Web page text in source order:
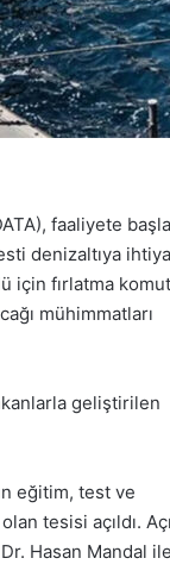
faaliyete
denizaltıya
için fırlatma
mühimmatları
geliştirilen
eğitim, test ve
tesisi açıldı.
Hasan Mandal ile